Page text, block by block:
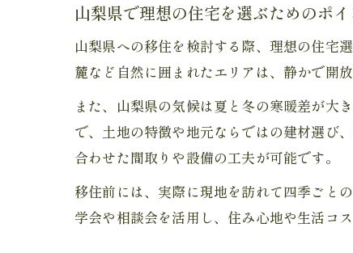
山梨県で理想の住宅を選ぶためのポイ
山梨県への移住を検討する際、理想の住宅
麓など自然に囲まれたエリアは、静かで開
また、山梨県の気候は夏と冬の寒暖差が大
で、土地の特徴や地元ならではの建材選び
合わせた間取りや設備の工夫が可能です。
移住前には、実際に現地を訪れて四季ごと
学会や相談会を活用し、住み心地や生活コ